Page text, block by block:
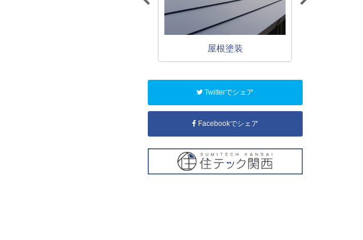
屋根塗装
Twitterでシェア
Facebookでシェア